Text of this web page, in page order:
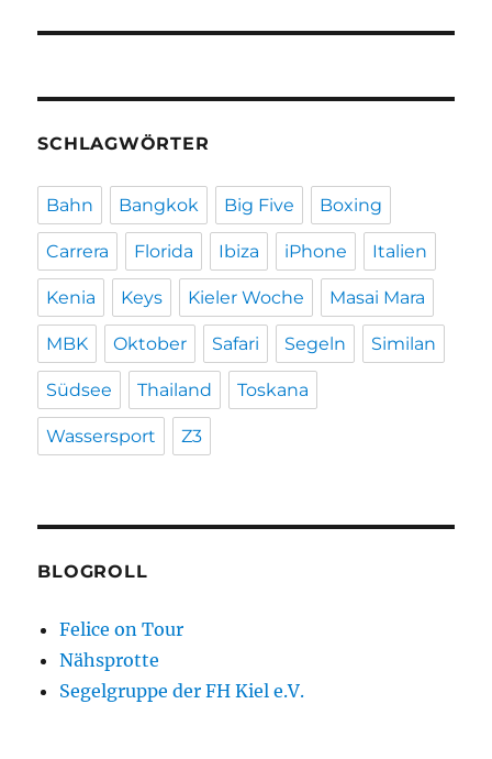
SCHLAGWÖRTER
Bahn Bangkok Big Five Boxing
Carrera Florida Ibiza iPhone Italien
Kenia Keys Kieler Woche Masai Mara
MBK Oktober Safari Segeln Similan
Südsee Thailand Toskana
Wassersport Z3
BLOGROLL
Felice on Tour
Nähsprotte
Segelgruppe der FH Kiel e.V.